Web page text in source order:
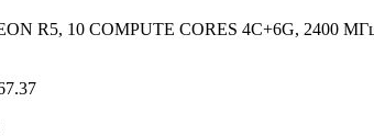
R5, 10 COMPUTE CORES 4C+6G, 2400